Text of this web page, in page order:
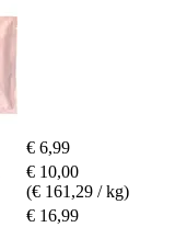
€ 6,99
€ 10,00
(€ 161,29 / kg)
€ 16,99